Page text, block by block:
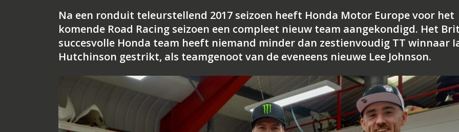
Na een ronduit teleurstellend 2017 seizoen heeft Honda Motor Europe voor het
komende Road Racing seizoen een compleet nieuw team aangekondigd. Het
succesvolle Honda team heeft niemand minder dan zestienvoudig TT winnaar
Hutchinson gestrikt, als teamgenoot van de eveneens nieuwe Lee Johnson.